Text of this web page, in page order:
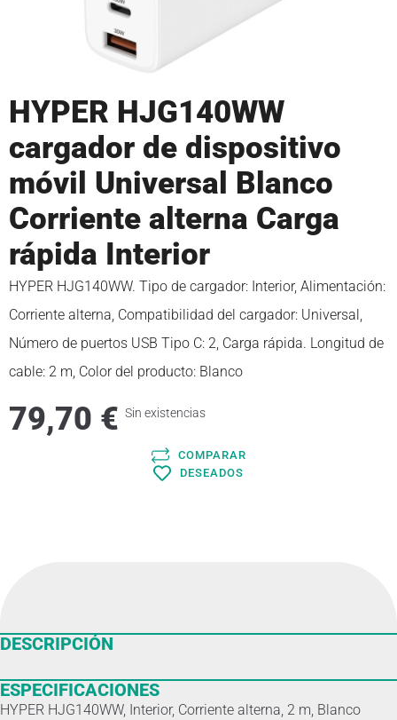
HYPER HJG140WW
cargador de dispositivo
móvil Universal Blanco
Corriente alterna Carga
rápida Interior
HYPER HJG140WW. Tipo de cargador: Interior, Alimentación:
Corriente alterna, Compatibilidad del cargador: Universal,
Número de puertos USB Tipo C: 2, Carga rápida. Longitud de
cable: 2 m, Color del producto: Blanco
79,70 € Sin existencias
COMPARAR
DESEADOS
DESCRIPCIÓN
ESPECIFICACIONES
HYPER HJG140WW, Interior, Corriente alterna, 2 m, Blanco